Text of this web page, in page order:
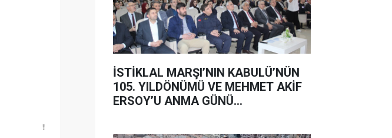
İSTİKLAL MARŞI’NIN KABULÜ’NÜN
105. YILDÖNÜMÜ VE MEHMET AKİF
ERSOY’U ANMA GÜNÜ...